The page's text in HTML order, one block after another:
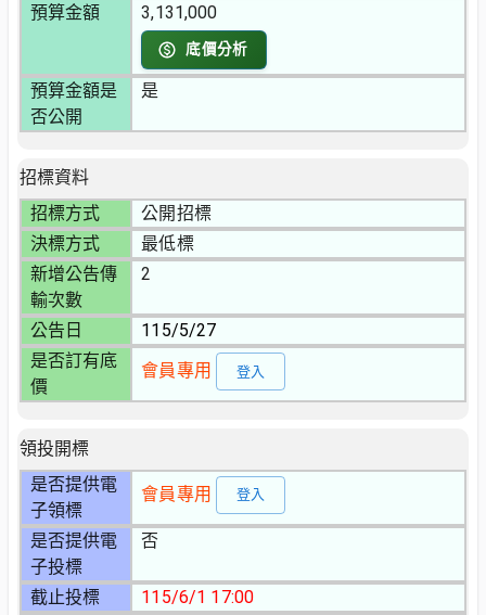
預算金額 3,131,000
底價分析
預算金額是
否公開
是
招標資料
招標方式
公開招標
決標方式
最低標
新增公告傳
輸次數
2
公告日
115/5/27
是否訂有底
價
會員專用 登入
領投開標
是否提供電
子領標
會員專用 登入
是否提供電
子投標
否
截止投標
115/6/1 17:00